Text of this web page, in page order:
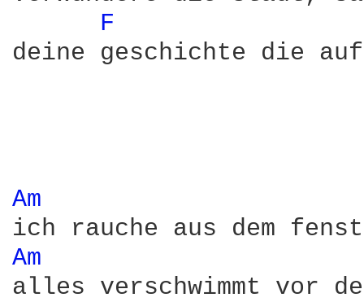
F
deine geschichte die
Am
Am
alles verschwimmt vor